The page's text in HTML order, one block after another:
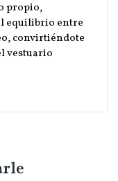
propio,
equilibrio entre
convirtiéndote
vestuario